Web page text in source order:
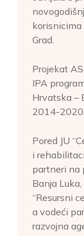
korisnicima
Grad.
Projekat
IPA
Hrvatska –
2014-2020.
Pored JU
i
partneri na
Banja Luka,
“Resursni
a vodeći
razvojna